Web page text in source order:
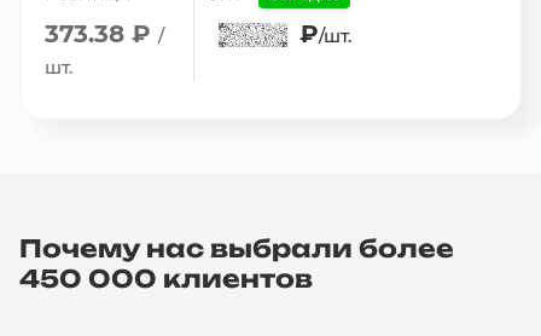
373.38 ₽ /
шт.
₽/шт.
Почему нас выбрали более
450 000 клиентов